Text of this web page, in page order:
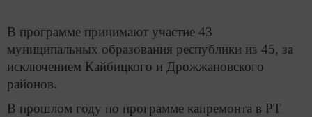
В программе принимают участие 43
муниципальных образования республики из 45, за
исключением Кайбицкого и Дрожжановского
районов.
В прошлом году по программе капремонта в РТ